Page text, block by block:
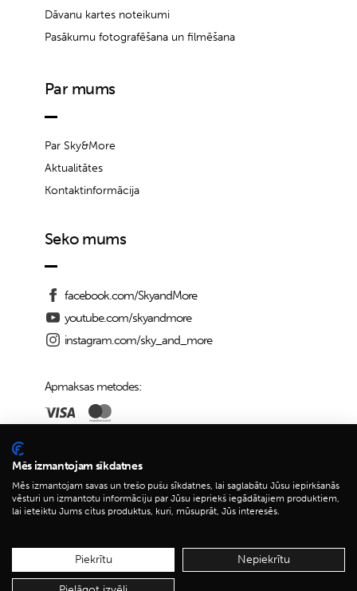
Dāvanu kartes noteikumi
Pasākumu fotografēšana un filmēšana
Par mums
Par Sky&More
Aktualitātes
Kontaktinformācija
Seko mums
facebook.com/SkyandMore
youtube.com/skyandmore
instagram.com/sky_and_more
Apmaksas metodes:
Piegādes iespējas:
Mēs izmantojam sīkdatnes
Mēs izmantojam savas un trešo pušu sīkdatnes, lai saglabātu Jūsu iepirkšanās
vēsturi un izmantotu informāciju par Jūsu iepriekš iegādātajiem produktiem,
lai ieteiktu Jums citus produktus, kuri, mūsuprāt, Jūs interesēs.
Piekrītu Nepiekrītu